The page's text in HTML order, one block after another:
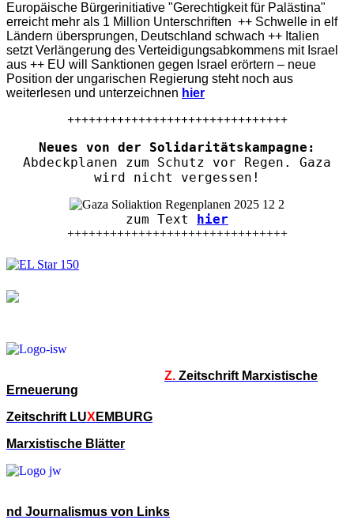
Europäische Bürgerinitiative "Gerechtigkeit für Palästina"
erreicht mehr als 1 Million Unterschriften ++ Schwelle in elf
Ländern übersprungen, Deutschland schwach ++ Italien
setzt Verlängerung des Verteidigungsabkommens mit Israel
aus ++ EU will Sanktionen gegen Israel erörtern – neue
Position der ungarischen Regierung steht noch aus
weiterlesen und unterzeichnen hier
+++++++++++++++++++++++++++++++
Neues von der Solidaritätskampagne:
Abdeckplanen zum Schutz vor Regen. Gaza
wird nicht vergessen!
zum Text hier
+++++++++++++++++++++++++++++++
Z. Zeitschrift Marxistische
Erneuerung
Zeitschrift LUXEMBURG
Marxistische Blätter
nd Journalismus von Links